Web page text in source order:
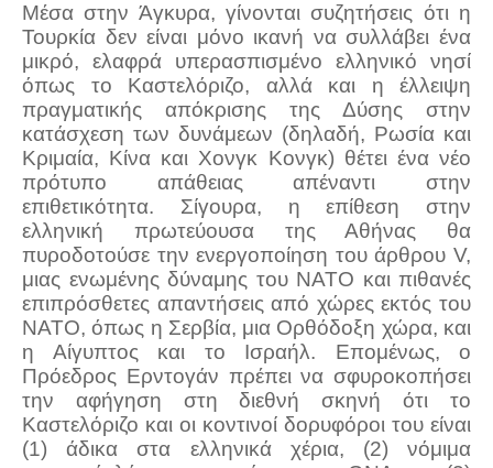
Μέσα στην Άγκυρα, γίνονται συζητήσεις ότι η
Τουρκία δεν είναι μόνο ικανή να συλλάβει ένα
μικρό, ελαφρά υπερασπισμένο ελληνικό νησί
όπως το Καστελόριζο, αλλά και η έλλειψη
πραγματικής απόκρισης της Δύσης στην
κατάσχεση των δυνάμεων (δηλαδή, Ρωσία και
Κριμαία, Κίνα και Χονγκ Κονγκ) θέτει ένα νέο
πρότυπο απάθειας απέναντι στην
επιθετικότητα. Σίγουρα, η επίθεση στην
ελληνική πρωτεύουσα της Αθήνας θα
πυροδοτούσε την ενεργοποίηση του άρθρου V,
μιας ενωμένης δύναμης του ΝΑΤΟ και πιθανές
επιπρόσθετες απαντήσεις από χώρες εκτός του
ΝΑΤΟ, όπως η Σερβία, μια Ορθόδοξη χώρα, και
η Αίγυπτος και το Ισραήλ. Επομένως, ο
Πρόεδρος Ερντογάν πρέπει να σφυροκοπήσει
την αφήγηση στη διεθνή σκηνή ότι το
Καστελόριζο και οι κοντινοί δορυφόροι του είναι
(1) άδικα στα ελληνικά χέρια, (2) νόμιμα